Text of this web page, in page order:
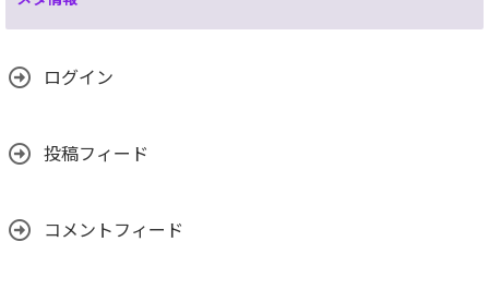
ログイン
投稿フィード
コメントフィード